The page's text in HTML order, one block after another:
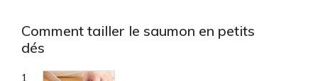
Comment tailler le saumon en petits
dés